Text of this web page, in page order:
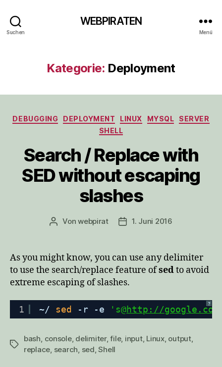
Suchen
WEBPIRATEN
Menü
Kategorie: Deployment
Kategorien
DEBUGGING DEPLOYMENT LINUX MYSQL
SERVER
SHELL
Search / Replace with
SED without escaping
slashes
Beitragsautor
Vonwebpirat Veröffentlichungsdatum
1. Juni 2016
As you might know, you can use any delimiter
to use the search/replace feature ofsedto avoid
extreme escaping of slashes.
?
1 ~/ sed -r -e 's@http://google.com/
Schlagwörter
bash console, delimiter,file, input, Linux, output,
replace search sed ,Shell